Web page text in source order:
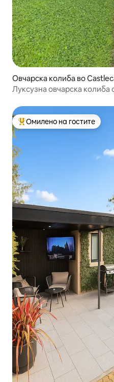
Овчарска колиба во
Луксузна овчарска колиба
Меѓу најуспешните
Омилено на гостите